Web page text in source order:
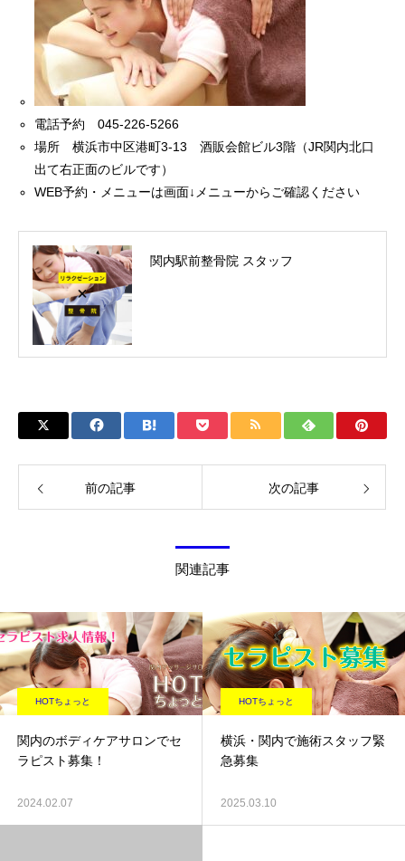
電話予約 045-226-5266
場所 横浜市中区港町3-13 酒販会館ビル3階（JR関内北口
出て右正面のビルです）
WEB予約・メニューは画面↓メニューからご確認ください
関内駅前整骨院 スタッフ
前の記事 次の記事
関連記事
HOTちょっと
関内のボディケアサロンでセ
ラピスト募集！
2024.02.07
HOTちょっと
横浜・関内で施術スタッフ緊
急募集
2025.03.10